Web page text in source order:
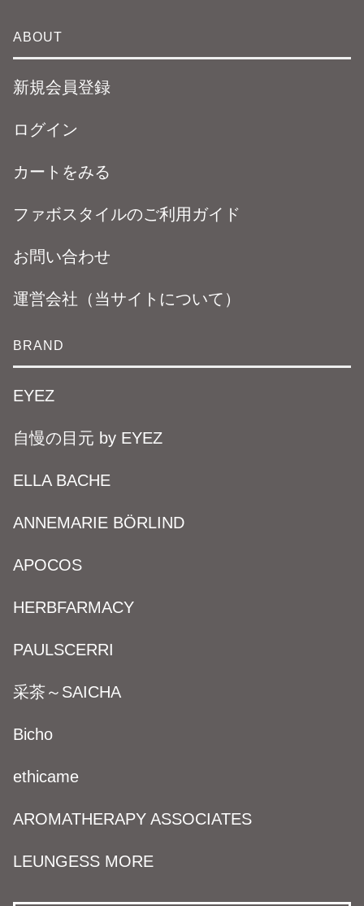
ABOUT
新規会員登録
ログイン
カートをみる
ファボスタイルのご利用ガイド
お問い合わせ
運営会社（当サイトについて）
BRAND
EYEZ
自慢の目元 by EYEZ
ELLA BACHE
ANNEMARIE BÖRLIND
APOCOS
HERBFARMACY
PAULSCERRI
采茶～SAICHA
Bicho
ethicame
AROMATHERAPY ASSOCIATES
LEUNGESS MORE